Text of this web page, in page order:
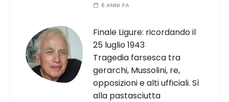
6 ANNI FA
Finale Ligure: ricordando il
25 luglio 1943
Tragedia farsesca tra
gerarchi, Mussolini, re,
opposizioni e alti ufficiali. Sì
alla pastasciutta